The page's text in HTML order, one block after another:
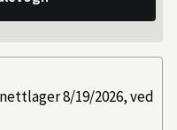
8/19/2026, ved